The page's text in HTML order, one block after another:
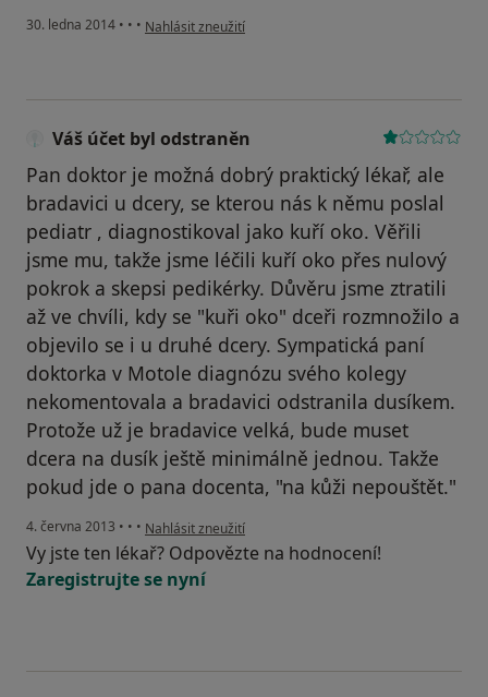
30. ledna 2014 • • • podle názoru uživatele Váš účet byl odstraněn
Nahlásit zneužití
Váš účet byl odstraněn
Pan doktor je možná dobrý praktický lékař, ale
bradavici u dcery, se kterou nás k němu poslal
pediatr , diagnostikoval jako kuří oko. Věřili
jsme mu, takže jsme léčili kuří oko přes nulový
pokrok a skepsi pedikérky. Důvěru jsme ztratili
až ve chvíli, kdy se "kuři oko" dceři rozmnožilo a
objevilo se i u druhé dcery. Sympatická paní
doktorka v Motole diagnózu svého kolegy
nekomentovala a bradavici odstranila dusíkem.
Protože už je bradavice velká, bude muset
dcera na dusík ještě minimálně jednou. Takže
pokud jde o pana docenta, "na kůži nepouštět."
4. června 2013 • • • podle názoru uživatele Váš účet byl odstraněn
Nahlásit zneužití
Vy jste ten lékař? Odpovězte na hodnocení!
Zaregistrujte se nyní